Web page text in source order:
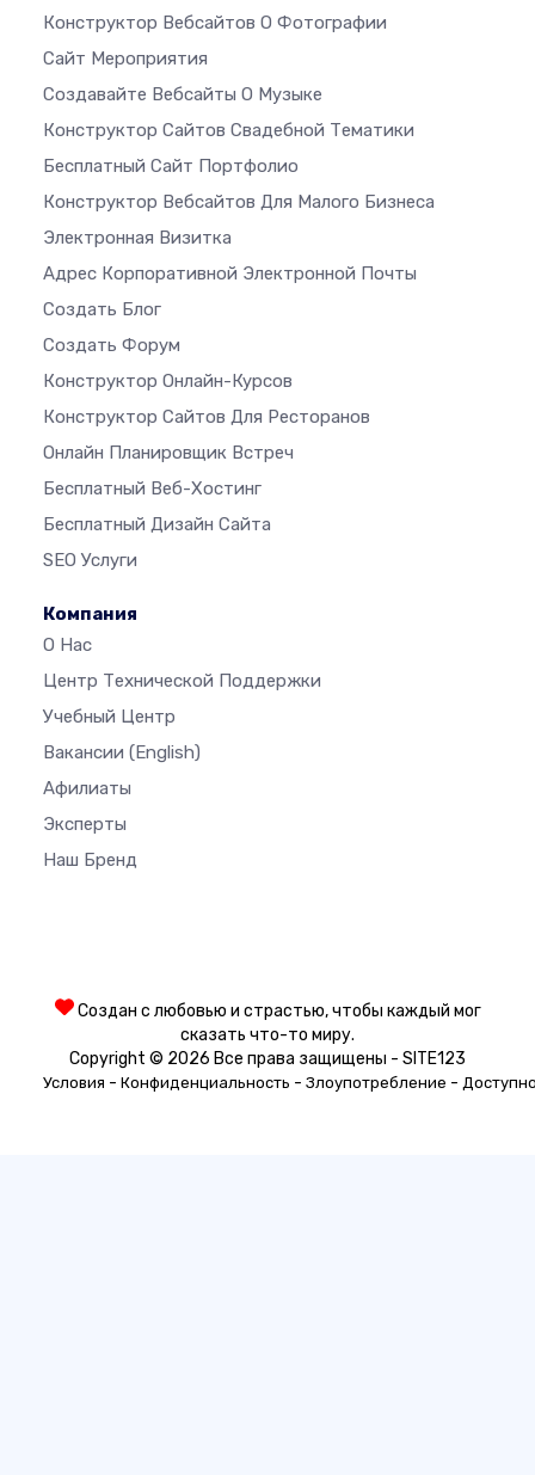
Конструктор Вебсайтов О Фотографии
Сайт Мероприятия
Создавайте Вебсайты О Музыке
Конструктор Сайтов Свадебной Тематики
Бесплатный Сайт Портфолио
Конструктор Вебсайтов Для Малого Бизнеса
Электронная Визитка
Адрес Корпоративной Электронной Почты
Создать Блог
Создать Форум
Конструктор Онлайн-Курсов
Конструктор Сайтов Для Ресторанов
Онлайн Планировщик Встреч
Бесплатный Веб-Хостинг
Бесплатный Дизайн Сайта
SEO Услуги
Компания
О Нас
Центр Технической Поддержки
Учебный Центр
Вакансии (English)
Афилиаты
Эксперты
Наш Бренд
Создан с любовью и страстью, чтобы каждый мог
сказать что-то миру.
Copyright © 2026 Все права защищены - SITE123
Условия - Конфиденциальность - Злоупотребление -